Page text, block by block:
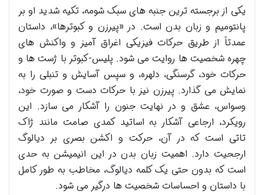
یکی از برجسته ترین جنبه های سبک شومه، تکیه شدید او بر
پانتومیم و زبان بدن است. در «پیرزن و کبوترها»، داستان
عمدتاً از طریق حرکات فیزیکی اغراق آمیز و واکنش های
چهره شخصیت ها روایت می شود. پلیس-کبوتر با ژست ها و
حرکات خود، گرسنگی، دلهره، و سپس آسایش و تنبلی را به
نمایش می گذارد. پیرزن نیز با حرکات دست و صورت خود،
وسواس، عشق و در نهایت جنون را آشکار می سازد. این
رویکرد، ارجاعی آشکار به اساتید کمدی صامت مانند ژاک
تاتی است که در آن، حرکت و اکشن بصری بر دیالوگ
ارجحیت دارد. اهمیت زبان بدن در این انیمیشن به حدی
است که بدون حتی یک کلمه دیالوگ، مخاطب به طور کامل
با داستان و احساسات شخصیت ها درگیر می شود.